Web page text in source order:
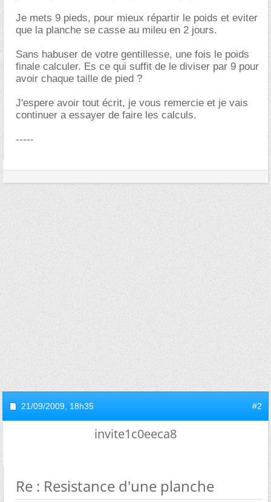
Je mets 9 pieds, pour mieux répartir le poids et eviter
que la planche se casse au mileu en 2 jours.
Sans habuser de votre gentillesse, une fois le poids
finale calculer. Es ce qui suffit de le diviser par 9 pour
avoir chaque taille de pied ?
J'espere avoir tout écrit, je vous remercie et je vais
continuer a essayer de faire les calculs.
-----
21/09/2009, 18h35 #2
invite1c0eeca8
Re : Resistance d'une planche